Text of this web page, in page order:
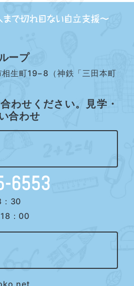
ープ
生町19−8（神鉄「三田本町
わせください。見学・
合わせ
：30
18：00